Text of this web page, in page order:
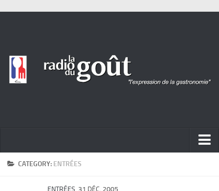
ACTUALITÉ
CATEGORY: ENTRÉES